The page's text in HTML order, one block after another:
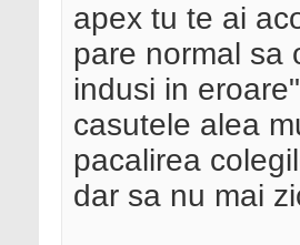
apex tu te ai
pare normal sa
indusi in
casutele alea
pacalirea
dar sa nu mai